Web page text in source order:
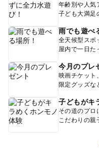
年齢別や人気
子ども大満足
雨でも遊べ
全天候型スポ
屋内で一日た
今月のプレ
映画チケット
限定グッズな
子どもがキ
その道のプロ
こだわりの親